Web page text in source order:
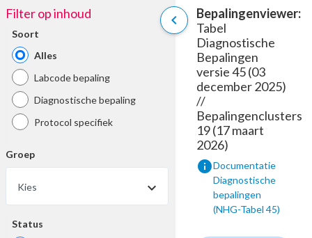
chevron_left
Filter op inhoud
Soort
Alles
Labcode bepaling
Diagnostische bepaling
Protocol specifiek
Groep
Kies
Status
Bepalingenviewer:
Tabel
Diagnostische
Bepalingen
versie 45 (03
december 2025)
//
Bepalingenclusters
19 (17 maart
2026)
infoDocumentatie
Diagnostische
bepalingen
(NHG-Tabel 45)